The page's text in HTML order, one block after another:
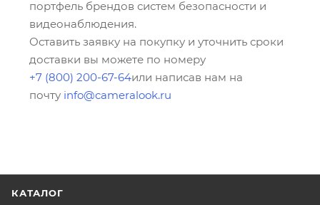
портфель брендов систем безопасности и
видеонаблюдения.
Оставить заявку на покупку и уточнить сроки
доставки вы можете по номеру
+7 (800) 200-67-64или написав нам на
почту info@cameralook.ru
КАТАЛОГ